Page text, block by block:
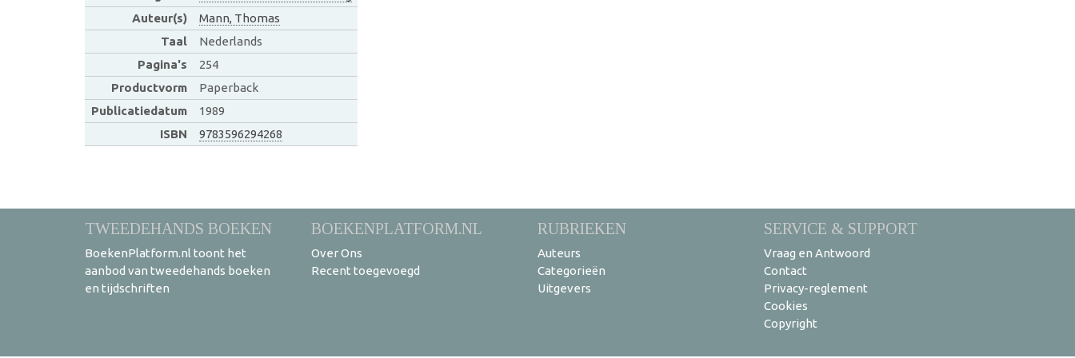
Auteur(s)
Mann, Thomas
Taal
Nederlands
Pagina's
254
Productvorm
Paperback
Publicatiedatum
1989
ISBN
9783596294268
TWEEDEHANDS BOEKEN
BoekenPlatform.nl toont het
aanbod van tweedehands boeken
en tijdschriften
BOEKENPLATFORM.NL
Over Ons
Recent toegevoegd
RUBRIEKEN
Auteurs
Categorieën
Uitgevers
SERVICE & SUPPORT
Vraag en Antwoord
Contact
Privacy-reglement
Cookies
Copyright